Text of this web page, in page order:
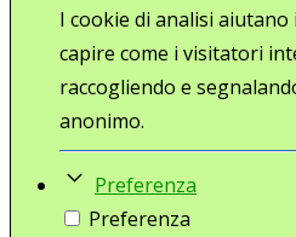
I cookie di analisi
capire come i visitatori
raccogliendo e
anonimo.
Preferenza
Preferenza